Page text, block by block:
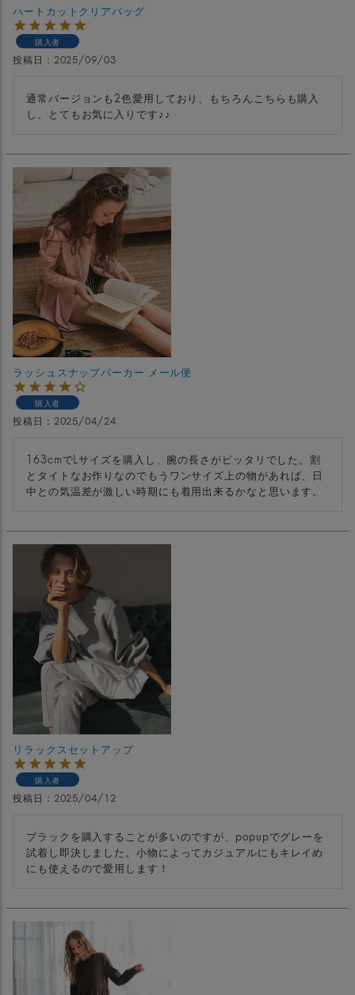
ハートカットクリアバッグ
購入者
投稿日 2025/09/03
通常バージョンも2色愛用しており、もちろんこちらも購入
し、とてもお気に入りです♪♪
ラッシュスナップパーカー メール便
購入者
投稿日 2025/04/24
163cmでLサイズを購入し、腕の長さがピッタリでした。割
とタイトなお作りなのでもうワンサイズ上の物があれば、日
中との気温差が激しい時期にも着用出来るかなと思います。
リラックスセットアップ
購入者
投稿日 2025/04/12
ブラックを購入することが多いのですが、popupでグレーを
試着し即決しました。小物によってカジュアルにもキレイめ
にも使えるので愛用します！